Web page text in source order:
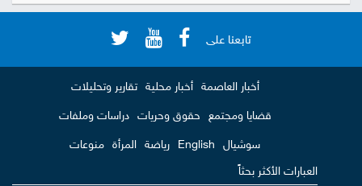
تابعنا على
أخبار العاصمة أخبار محلية تقارير وتحليلات
قضايا ومجتمع حقوق وحريات دراسات وملفات
سوشيال English رياضة المرأة منوعات
العبارات الأكثر بحثاً